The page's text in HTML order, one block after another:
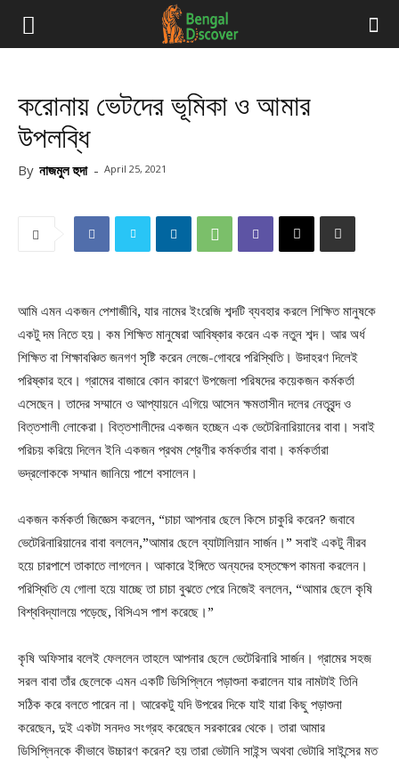
করোনায় ভেটদের ভূমিকা ও আমার
উপলব্ধি
By নাজমুল হুদা - April 25, 2021
আমি এমন একজন পেশাজীবি, যার নামের ইংরেজি শব্দটি ব্যবহার করলে শিক্ষিত মানুষকে
একটু দম নিতে হয়। কম শিক্ষিত মানুষেরা আবিষ্কার করেন এক নতুন শব্দ। আর অর্ধ
শিক্ষিত বা শিক্ষাবঞ্চিত জনগণ সৃষ্টি করেন লেজে-গোবরে পরিস্থিতি। উদাহরণ দিলেই
পরিষ্কার হবে। গ্রামের বাজারে কোন কারণে উপজেলা পরিষদের কয়েকজন কর্মকর্তা
এসেছেন। তাদের সম্মানে ও আপ্যায়নে এগিয়ে আসেন ক্ষমতাসীন দলের নেতৃবৃন্দ ও
বিত্তশালী লোকেরা। বিত্তশালীদের একজন হচ্ছেন এক ভেটেরিনারিয়ানের বাবা। সবাই
পরিচয় করিয়ে দিলেন ইনি একজন প্রথম শ্রেণীর কর্মকর্তার বাবা। কর্মকর্তারা
ভদ্রলোককে সম্মান জানিয়ে পাশে বসালেন।
একজন কর্মকর্তা জিজ্ঞেস করলেন, “চাচা আপনার ছেলে কিসে চাকুরি করেন? জবাবে
ভেটেরিনারিয়ানের বাবা বললেন,”আমার ছেলে ব্যাটালিয়ান সার্জন।” সবাই একটু নীরব
হয়ে চারপাশে তাকাতে লাগলেন। আকারে ইঙ্গিতে অন্যদের হস্তক্ষেপ কামনা করলেন।
পরিস্থিতি যে গোলা হয়ে যাচ্ছে তা চাচা বুঝতে পেরে নিজেই বললেন, “আমার ছেলে কৃষি
বিশ্ববিদ্যালয়ে পড়েছে, বিসিএস পাশ করেছে।”
কৃষি অফিসার বলেই ফেললেন তাহলে আপনার ছেলে ভেটেরিনারি সার্জন। গ্রামের সহজ
সরল বাবা তাঁর ছেলেকে এমন একটি ডিসিপ্লিনে পড়াশুনা করালেন যার নামটাই তিনি
সঠিক করে বলতে পারেন না। আরেকটু যদি উপরের দিকে যাই যারা কিছু পড়াশুনা
করেছেন, দুই একটা সনদও সংগ্রহ করেছেন সরকারের থেকে। তারা আমার
ডিসিপ্লিনকে কীভাবে উচ্চারণ করেন? হয় তারা ভেটানি সাইন্স অথবা ভেটারি সাইন্সের মত